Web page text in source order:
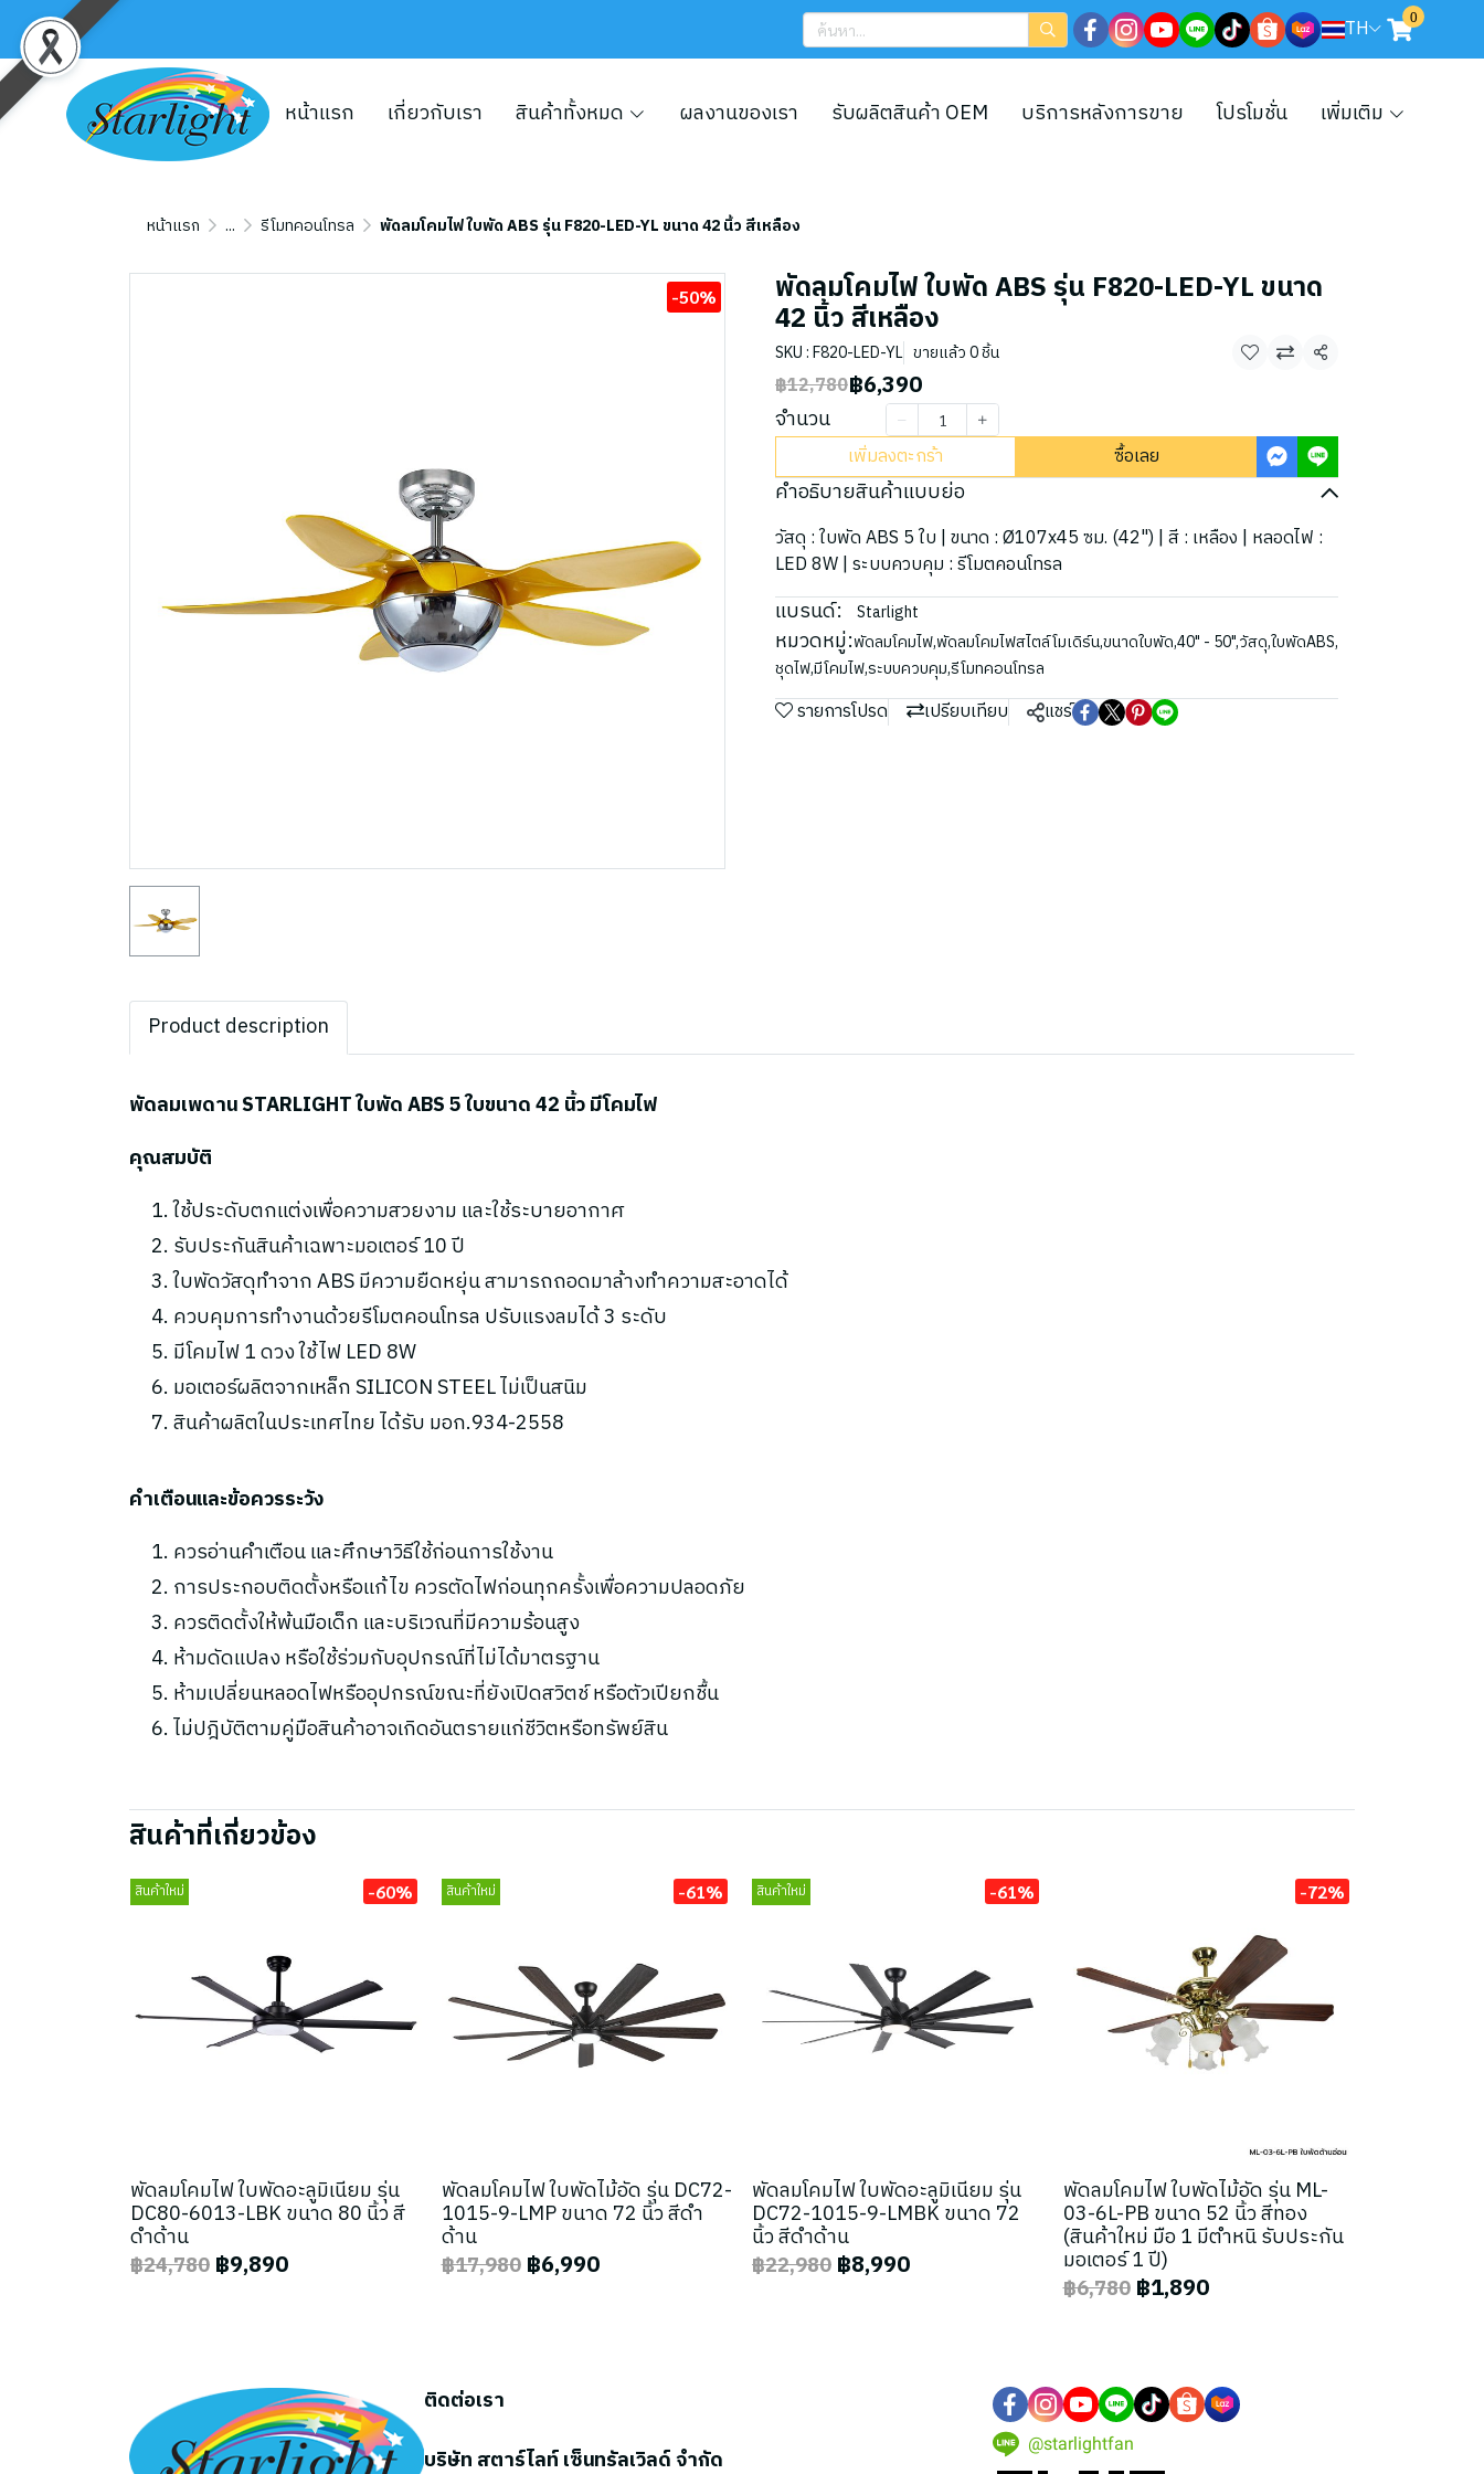
TH 0
หน้าแรก เกี่ยวกับเรา สินค้าทั้งหมด ผลงานของเรา รับผลิตสินค้า OEM บริการหลังการขาย โปรโมชั่น เพิ่มเติม
หน้าแรก ... รีโมทคอนโทรล พัดลมโคมไฟ ใบพัด ABS รุ่น F820-LED-YL ขนาด 42 นิ้ว สีเหลือง
-50% พัดลมโคมไฟ ใบพัด ABS รุ่น F820-LED-YL ขนาด
42 นิ้ว สีเหลือง
SKU : F820-LED-YL ขายแล้ว 0 ชิ้น
แชร์
฿12,780฿6,390
จำนวน
เพิ่มลงตะกร้า ซื้อเลย
คำอธิบายสินค้าแบบย่อ
วัสดุ : ใบพัด ABS 5 ใบ | ขนาด : Ø107x45 ซม. (42") | สี : เหลือง | หลอดไฟ :
LED 8W | ระบบควบคุม : รีโมตคอนโทรล
แบรนด์: Starlight
หมวดหมู่:พัดลมโคมไฟ,พัดลมโคมไฟสไตล์โมเดิร์น,ขนาดใบพัด,40" - 50",วัสดุ,ใบพัดABS,
ชุดไฟ,มีโคมไฟ,ระบบควบคุม,รีโมทคอนโทรล
รายการโปรด เปรียบเทียบ แชร์
Product description
พัดลมเพดาน STARLIGHT ใบพัด ABS 5 ใบขนาด 42 นิ้ว มีโคมไฟ
คุณสมบัติ
ใช้ประดับตกแต่งเพื่อความสวยงาม และใช้ระบายอากาศ
รับประกันสินค้าเฉพาะมอเตอร์ 10 ปี
ใบพัดวัสดุทำจาก ABS มีความยืดหยุ่น สามารถถอดมาล้างทำความสะอาดได้
ควบคุมการทำงานด้วยรีโมตคอนโทรล ปรับแรงลมได้ 3 ระดับ
มีโคมไฟ 1 ดวง ใช้ไฟ LED 8W
มอเตอร์ผลิตจากเหล็ก SILICON STEEL ไม่เป็นสนิม
สินค้าผลิตในประเทศไทย ได้รับ มอก.934-2558
คำเตือนและข้อควรระวัง
ควรอ่านคำเตือน และศึกษาวิธีใช้ก่อนการใช้งาน
การประกอบติดตั้งหรือแก้ไข ควรตัดไฟก่อนทุกครั้งเพื่อความปลอดภัย
ควรติดตั้งให้พ้นมือเด็ก และบริเวณที่มีความร้อนสูง
ห้ามดัดแปลง หรือใช้ร่วมกับอุปกรณ์ที่ไม่ได้มาตรฐาน
ห้ามเปลี่ยนหลอดไฟหรืออุปกรณ์ขณะที่ยังเปิดสวิตช์ หรือตัวเปียกชื้น
ไม่ปฎิบัติตามคู่มือสินค้าอาจเกิดอันตรายแก่ชีวิตหรือทรัพย์สิน
สินค้าที่เกี่ยวข้อง
สินค้าใหม่ -60%
พัดลมโคมไฟ ใบพัดอะลูมิเนียม รุ่น
DC80-6013-LBK ขนาด 80 นิ้ว สี
ดำด้าน
฿24,780 ฿9,890
สินค้าใหม่ -61%
พัดลมโคมไฟ ใบพัดไม้อัด รุ่น DC72-
1015-9-LMP ขนาด 72 นิ้ว สีดำ
ด้าน
฿17,980 ฿6,990
สินค้าใหม่ -61%
พัดลมโคมไฟ ใบพัดอะลูมิเนียม รุ่น
DC72-1015-9-LMBK ขนาด 72
นิ้ว สีดำด้าน
฿22,980 ฿8,990
-72%
พัดลมโคมไฟ ใบพัดไม้อัด รุ่น ML-
03-6L-PB ขนาด 52 นิ้ว สีทอง
(สินค้าใหม่ มือ 1 มีตำหนิ รับประกัน
มอเตอร์ 1 ปี)
฿6,780 ฿1,890
ติดต่อเรา
บริษัท สตาร์ไลท์ เซ็นทรัลเวิลด์ จำกัด
@starlightfan